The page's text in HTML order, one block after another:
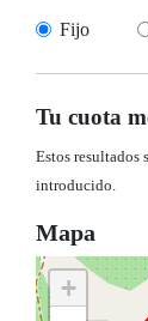
Fijo
Tu cuota
Estos resultados
introducido.
Mapa
+